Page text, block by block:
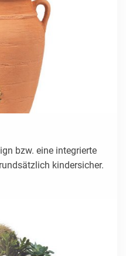
bzw. eine integrierte
kindersicher.